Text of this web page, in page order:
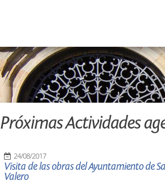
Próximas Actividades
24/08/2017
Visita de las obras del Ayuntamiento de
Valero